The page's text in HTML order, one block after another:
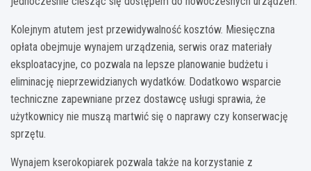
Kolejnym atutem jest przewidywalność kosztów. Miesięczna
opłata obejmuje wynajem urządzenia, serwis oraz materiały
eksploatacyjne, co pozwala na lepsze planowanie budżetu i
eliminację nieprzewidzianych wydatków. Dodatkowo wsparcie
techniczne zapewniane przez dostawcę usługi sprawia, że
użytkownicy nie muszą martwić się o naprawy czy konserwację
sprzętu.
Wynajem kserokopiarek pozwala także na korzystanie z